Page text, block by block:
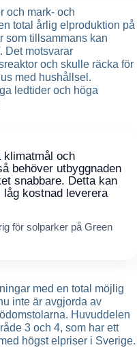
och mark- och
total årlig elproduktion på
som tillsammans kan
Det motsvarar
och skulle räcka för
med hushållsel.
ledtider och höga
klimatmål och
behöver utbyggnaden
snabbare. Detta kan
kostnad leverera
för solparker på Green
med en total möjlig
inte är avgjorda av
Huvuddelen
3 och 4, som har ett
högst elpriser i Sverige.